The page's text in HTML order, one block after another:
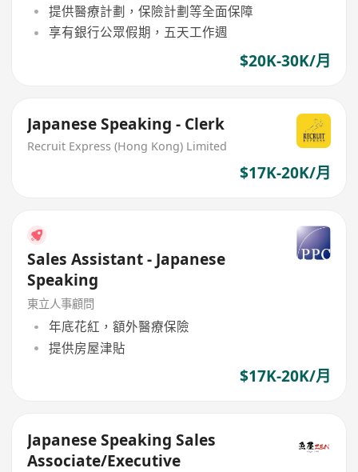
提供醫療計劃，保險計劃等全面保障
享有銀行公眾假期，五天工作週
$20K-30K/月
Japanese Speaking - Clerk
Recruit Express (Hong Kong) Limited
$17K-20K/月
Sales Assistant - Japanese
Speaking
東立人事顧問
年底花紅，額外醫療保險
提供房屋津貼
$17K-20K/月
Japanese Speaking Sales
Associate/Executive